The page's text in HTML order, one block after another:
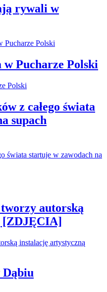
rywali w
w Pucharze Polski
z całego świata
supach
tworzy autorską
[ZDJĘCIA]
Dąbiu